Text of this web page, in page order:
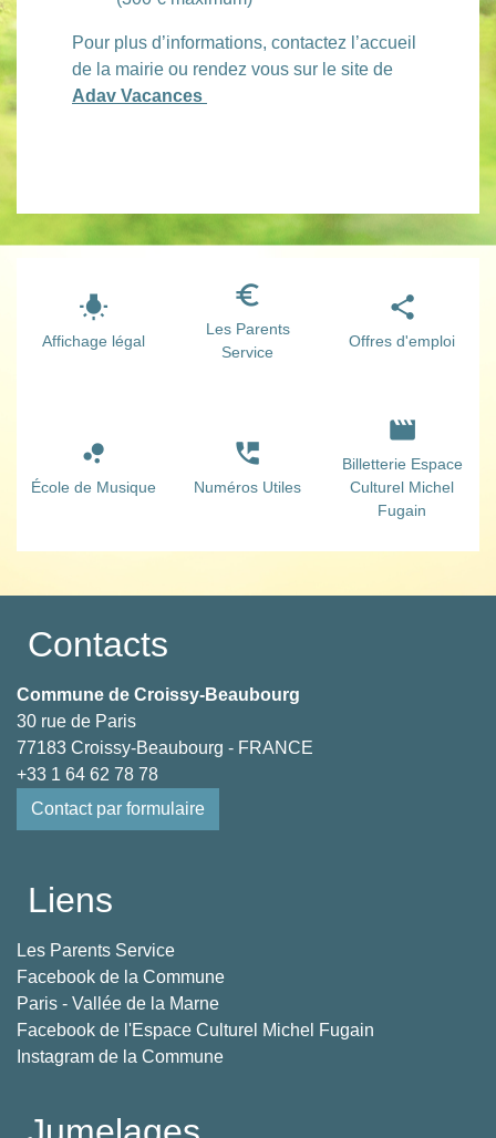
Pour plus d’informations, contactez l’accueil
de la mairie ou rendez vous sur le site de
Adav Vacances
wb_incandescent
Affichage légal
euro_symbol
Les Parents
Service
share
Offres d'emploi
bubble_chart
École de Musique
perm_phone_msg
Numéros Utiles
movie
Billetterie Espace
Culturel Michel
Fugain
Contacts
Commune de Croissy-Beaubourg
30 rue de Paris
77183 Croissy-Beaubourg - FRANCE
+33 1 64 62 78 78
Contact par formulaire
Liens
Les Parents Service
Facebook de la Commune
Paris - Vallée de la Marne
Facebook de l'Espace Culturel Michel Fugain
Instagram de la Commune